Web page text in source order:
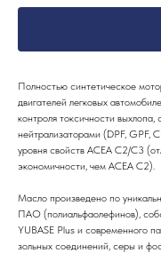
Полностью синтетическое
двигателей легковых
контроля токсичности
нейтрализаторами (DPF, GPF,
уровня свойств ACEA C2/C3
экономичности, чем ACEA C2).
Масло произведено по
ПАО (полиальфаолефинов),
YUBASE Plus и современного
зольных соединений, серы и